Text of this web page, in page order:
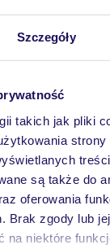
Szczegóły
takich jak pliki
strony
są także do
oferowania
Brak zgody lub
na niektóre